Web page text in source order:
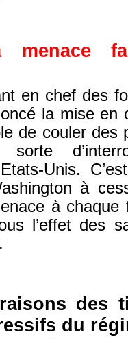
en chef des
la mise en
de couler des
Unis.
à
à
l’effet des
des
du